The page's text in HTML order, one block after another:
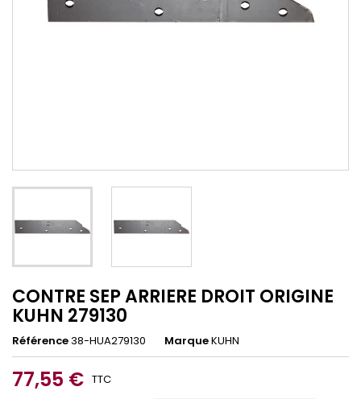
CONTRE SEP ARRIERE DROIT ORIGINE
KUHN 279130
Référence38-HUA279130 MarqueKUHN
77,55 € TTC